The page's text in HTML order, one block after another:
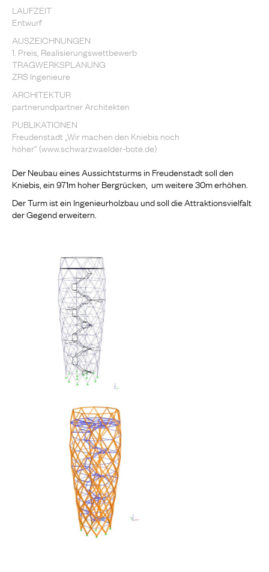
LAUFZEIT
Entwurf
AUSZEICHNUNGEN
1. Preis, Realisierungswettbewerb
TRAGWERKSPLANUNG
ZRS Ingenieure
ARCHITEKTUR
partnerundpartner Architekten
PUBLIKATIONEN
Freudenstadt „Wir machen den Kniebis noch
höher“ (www.schwarzwaelder-bote.de)
Der Neubau eines Aussichtsturms in Freudenstadt soll den
Kniebis, ein 971m hoher Bergrücken, um weitere 30m erhöhen.
Der Turm ist ein Ingenieurholzbau und soll die Attraktionsvielfalt
der Gegend erweitern.